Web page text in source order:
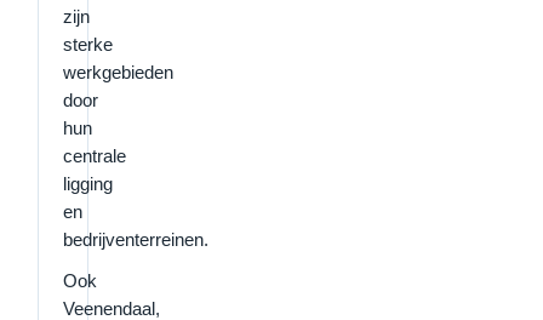
zijn
sterke
werkgebieden
door
hun
centrale
ligging
en
bedrijventerreinen.
Ook
Veenendaal,